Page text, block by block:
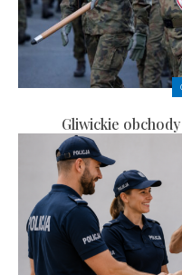
Gliwickie